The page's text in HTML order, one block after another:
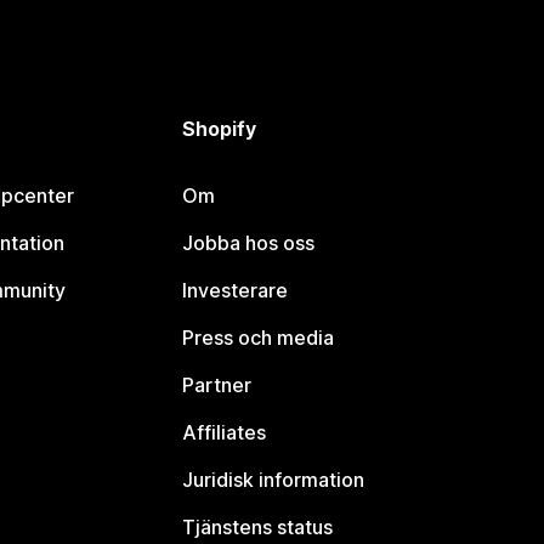
Shopify
Om
Jobba hos oss
Investerare
Press och media
Partner
Affiliates
Juridisk information
Tjänstens status